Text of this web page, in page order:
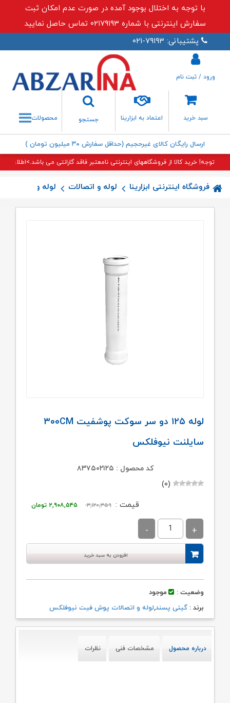
با توجه به اختلال بوجود آمده در صورت عدم امکان ثبت
سفارش اینترنتی با شماره ۰۲۱۷۹۱۹۳ تماس حاصل نمایید
پشتیبانی: ۷۹۱۹۳-۰۲۱
سبد خرید اعتماد به ابزارینا
جستجو
جستجو
ورود / ثبت نام
محصولات
ارسال رایگان کالای غیرحجیم (حداقل سفارش ۳۰ میلیون تومان )
توجه! خرید کالا از فروشگاههای اینترنتی نامعتبر فاقد گارانتی می باشد.>اطلاعات
فروشگاه اینترنتی ابزارینا لوله و اتصالات لوله و
لوله ۱۲۵ دو سر سوکت پوشفیت ۳۰۰CM
سایلنت نیوفلکس
کد محصول : ۸۳۷۵۰۲۱۲۵
(۰)
قیمت : ۳,۱۲۰,۳۵۹
قیمت
۲,۹۰۸,۵۴۵ تومان
افزودن به سبد خرید
وضعیت :
موجود
برند : گیتی پسند,لوله و اتصالات پوش فیت نیوفلکس
درباره محصول مشخصات فنی نظرات